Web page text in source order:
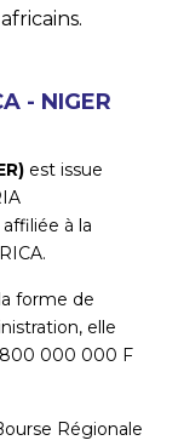
- NIGER
est issue
à la
forme de
elle
000 000 F
Régionale